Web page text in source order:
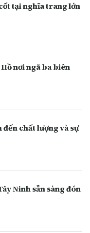
tại nghĩa trang lớn
nơi ngã ba biên
chất lượng và sự
Ninh sẵn sàng đón